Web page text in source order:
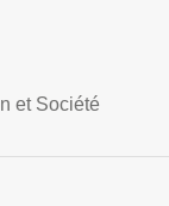
et Société